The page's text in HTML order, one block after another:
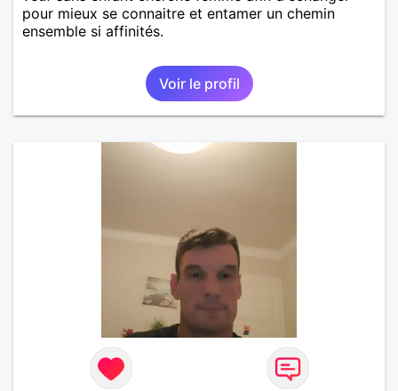
pour mieux se connaitre et entamer un chemin
ensemble si affinités.
Voir le profil